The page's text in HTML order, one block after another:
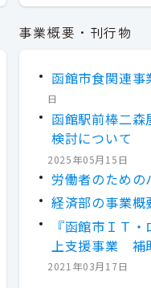
事業概要・刊行物
函館市食関連事
日
函館駅前棒二
検討について
2025年05月15日
労働者のための
経済部の事業概
『函館市ＩＴ
上支援事業 補
2021年03月17日